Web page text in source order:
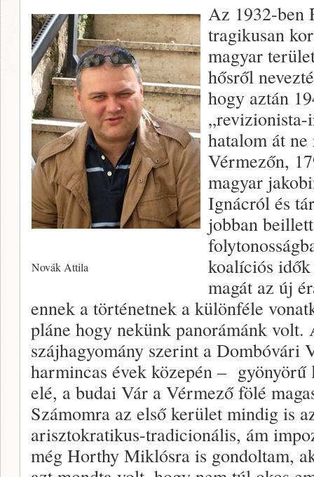
Novák Attila
Az 1932-ben
tragikusan
magyar
hősről
hogy aztán
„revizionista-
hatalom át ne
Vérmezőn,
magyar
Ignácról és
jobban
koalíciós idők
magát az új
ennek a történetnek a különféle
pláne hogy nekünk panorámánk volt.
szájhagyomány szerint a Dombóvári
harmincas évek közepén – gyönyörű
elé, a budai Vár a Vérmező fölé
Számomra az első kerület mindig is
arisztokratikus-tradicionális, ám
még Horthy Miklósra is gondoltam,